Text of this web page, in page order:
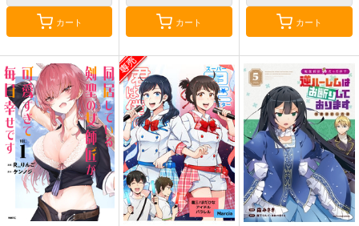
カート カート カート